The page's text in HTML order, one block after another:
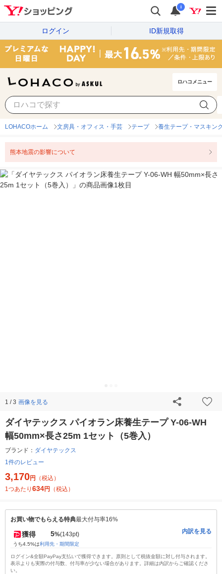
i
ログイン ID新規取得
ロハコメニュー
LOHACOホーム 文房具・オフィス・手芸 テープ 養生テープ・マスキン
熊本地震の影響について
1 / 3 画像を見る
ダイヤテックス パイオラン床養生テープ Y-06-WH
幅50mm×長さ25m 1セット（5巻入）
ブランド： ダイヤテックス
1件のレビュー
3,170円
（税込）
1つあたり 634円 （税込）
お買い物でもらえる特典最大付与率16%
獲得 5%(143pt)
うち4.5%は利用先・期間限定
内訳を見る
ログイン&全額PayPay支払いで獲得できます。原則として税抜金額に対し付与されます。
表示よりも実際の付与数、付与率が少ない場合があります。詳細は内訳からご確認くださ
い。